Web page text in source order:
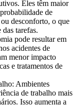
Eles têm maior
de
desconforto, o que
tarefas.
pode resultar em
acidentes de
menor impacto
e tratamentos de
Ambientes
de trabalho mais
Isso aumenta a